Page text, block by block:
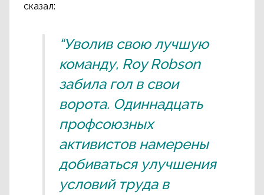
сказал:
“Уволив свою лучшую
команду, Roy Robson
забила гол в свои
ворота. Одиннадцать
профсоюзных
активистов намерены
добиваться улучшения
условий труда в